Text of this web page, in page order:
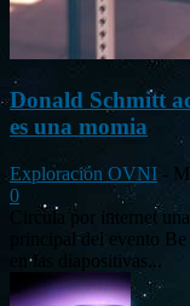
Donald Schmitt
es una momia
Exploración OVNI -
0
Circula por internet
principal del evento
en las diapositivas...